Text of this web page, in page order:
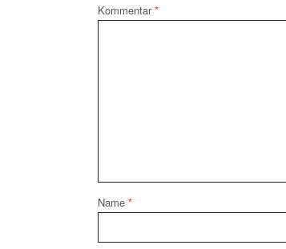
Kommentar*
Name *